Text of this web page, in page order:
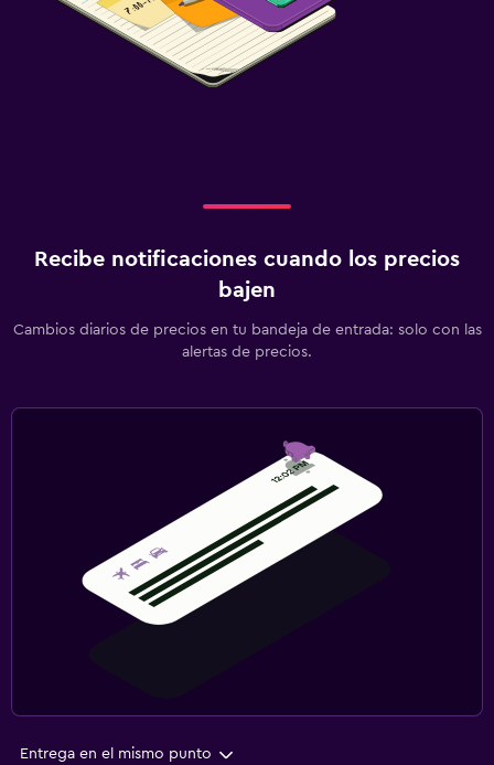
Recibe notificaciones cuando los precios
bajen
Cambios diarios de precios en tu bandeja de entrada: solo con las
alertas de precios.
Entrega en el mismo punto